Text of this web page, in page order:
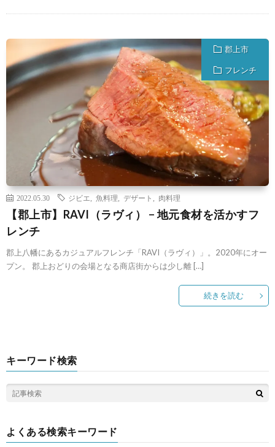
郡上市
フレンチ
2022.05.30 ジビエ 魚料理 デザート 肉料理
【郡上市】RAVI（ラヴィ） − 地元食材を活かすフ
レンチ
郡上八幡にあるカジュアルフレンチ「RAVI（ラヴィ）」。2020年にオー
プン。 郡上おどりの会場となる商店街からは少し離 […]
続きを読む
キーワード検索
よくある検索キーワード